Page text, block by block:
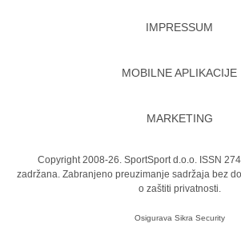
IMPRESSUM
MOBILNE APLIKACIJE
MARKETING
Copyright 2008-26. SportSport d.o.o. ISSN
zadržana. Zabranjeno preuzimanje sadržaja bez
o zaštiti privatnosti.
Osigurava Sikra Security